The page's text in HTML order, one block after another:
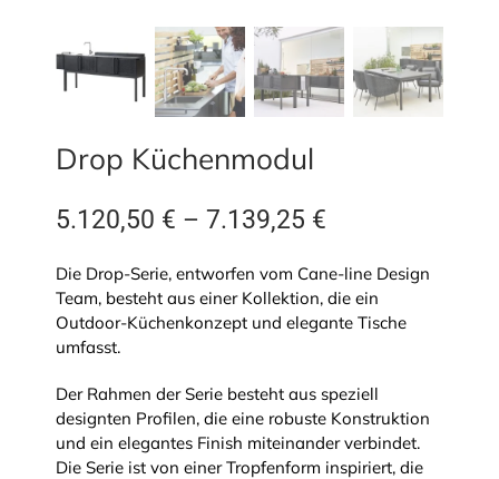
Drop Küchenmodul
5.120,50 € – 7.139,25 €
Die Drop-Serie, entworfen vom Cane-line Design
Team, besteht aus einer Kollektion, die ein
Outdoor-Küchenkonzept und elegante Tische
umfasst.
Der Rahmen der Serie besteht aus speziell
designten Profilen, die eine robuste Konstruktion
und ein elegantes Finish miteinander verbindet.
Die Serie ist von einer Tropfenform inspiriert, die